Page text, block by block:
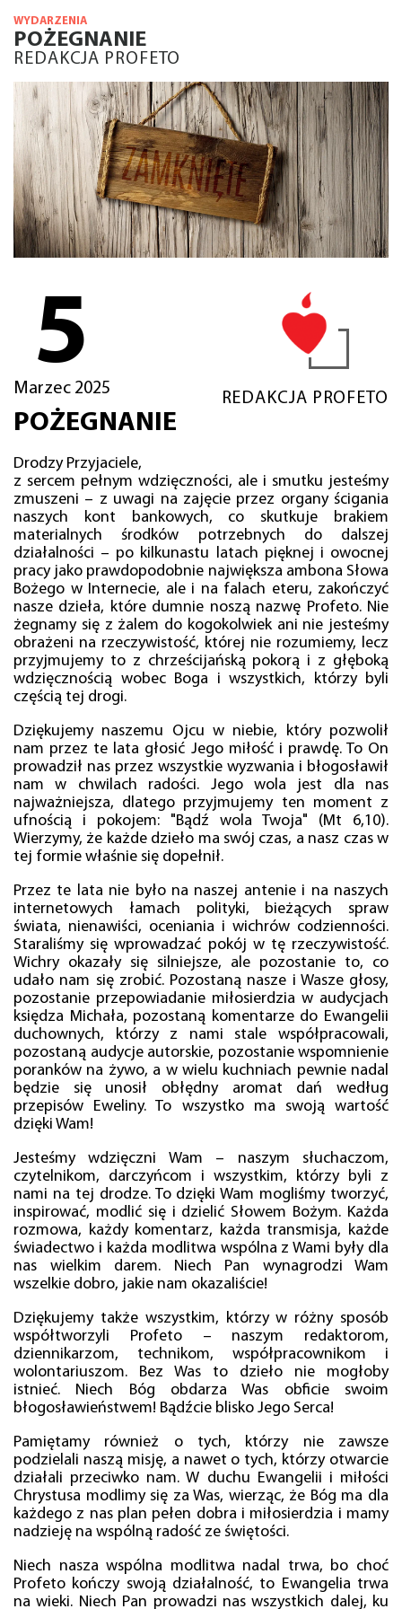
WYDARZENIA
POŻEGNANIE
REDAKCJA PROFETO
5
Marzec 2025
REDAKCJA PROFETO
POŻEGNANIE
Drodzy Przyjaciele,
z sercem pełnym wdzięczności, ale i smutku jesteśmy
zmuszeni – z uwagi na zajęcie przez organy ścigania
naszych kont bankowych, co skutkuje brakiem
materialnych środków potrzebnych do dalszej
działalności – po kilkunastu latach pięknej i owocnej
pracy jako prawdopodobnie największa ambona Słowa
Bożego w Internecie, ale i na falach eteru, zakończyć
nasze dzieła, które dumnie noszą nazwę Profeto. Nie
żegnamy się z żalem do kogokolwiek ani nie jesteśmy
obrażeni na rzeczywistość, której nie rozumiemy, lecz
przyjmujemy to z chrześcijańską pokorą i z głęboką
wdzięcznością wobec Boga i wszystkich, którzy byli
częścią tej drogi.
Dziękujemy naszemu Ojcu w niebie, który pozwolił
nam przez te lata głosić Jego miłość i prawdę. To On
prowadził nas przez wszystkie wyzwania i błogosławił
nam w chwilach radości. Jego wola jest dla nas
najważniejsza, dlatego przyjmujemy ten moment z
ufnością i pokojem: "Bądź wola Twoja" (Mt 6,10).
Wierzymy, że każde dzieło ma swój czas, a nasz czas w
tej formie właśnie się dopełnił.
Przez te lata nie było na naszej antenie i na naszych
internetowych łamach polityki, bieżących spraw
świata, nienawiści, oceniania i wichrów codzienności.
Staraliśmy się wprowadzać pokój w tę rzeczywistość.
Wichry okazały się silniejsze, ale pozostanie to, co
udało nam się zrobić. Pozostaną nasze i Wasze głosy,
pozostanie przepowiadanie miłosierdzia w audycjach
księdza Michała, pozostaną komentarze do Ewangelii
duchownych, którzy z nami stale współpracowali,
pozostaną audycje autorskie, pozostanie wspomnienie
poranków na żywo, a w wielu kuchniach pewnie nadal
będzie się unosił obłędny aromat dań według
przepisów Eweliny. To wszystko ma swoją wartość
dzięki Wam!
Jesteśmy wdzięczni Wam – naszym słuchaczom,
czytelnikom, darczyńcom i wszystkim, którzy byli z
nami na tej drodze. To dzięki Wam mogliśmy tworzyć,
inspirować, modlić się i dzielić Słowem Bożym. Każda
rozmowa, każdy komentarz, każda transmisja, każde
świadectwo i każda modlitwa wspólna z Wami były dla
nas wielkim darem. Niech Pan wynagrodzi Wam
wszelkie dobro, jakie nam okazaliście!
Dziękujemy także wszystkim, którzy w różny sposób
współtworzyli Profeto – naszym redaktorom,
dziennikarzom, technikom, współpracownikom i
wolontariuszom. Bez Was to dzieło nie mogłoby
istnieć. Niech Bóg obdarza Was obficie swoim
błogosławieństwem! Bądźcie blisko Jego Serca!
Pamiętamy również o tych, którzy nie zawsze
podzielali naszą misję, a nawet o tych, którzy otwarcie
działali przeciwko nam. W duchu Ewangelii i miłości
Chrystusa modlimy się za Was, wierząc, że Bóg ma dla
każdego z nas plan pełen dobra i miłosierdzia i mamy
nadzieję na wspólną radość ze świętości.
Niech nasza wspólna modlitwa nadal trwa, bo choć
Profeto kończy swoją działalność, to Ewangelia trwa
na wieki. Niech Pan prowadzi nas wszystkich dalej, ku